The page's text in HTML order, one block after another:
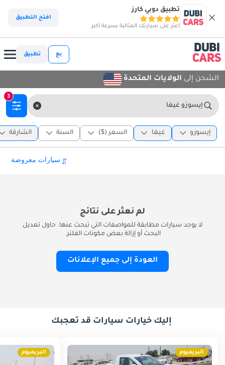
تطبيق دوبي كارز
اعثر على سيارتك المثالية بسرعة أكبر
افتح التطبيق
بع تطبيق
الشحن إلى الولايات المتحدة
إيسوزو غيغا
3
إيسوزو غيغا السعر ($) السنة الشارقة
لم نعثر على نتائج
لا يوجد سيارات مطابقة للمواصفات التي تبحث عنها. حاول تعديل
البحث أو إزالة بعض مكونات الفلتر.
العودة إلى جميع الإعلانات
إليك خيارات سيارات قد تعجبك
البريميوم البريميوم